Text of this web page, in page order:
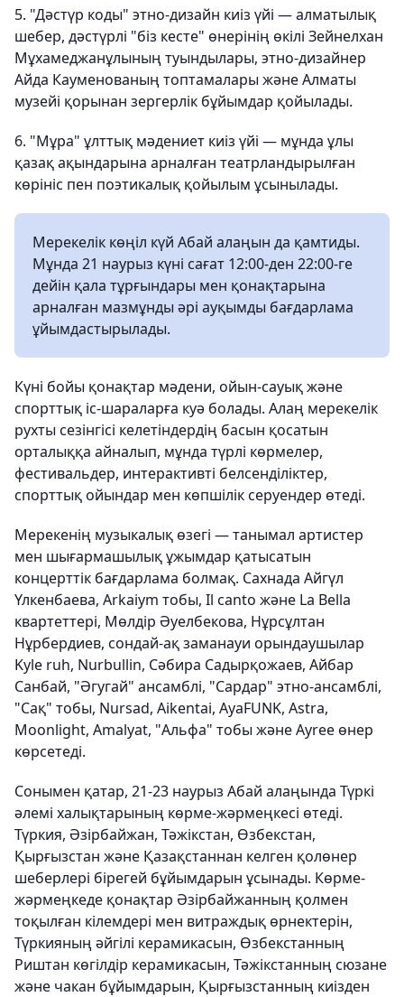
5. "Дәстүр коды" этно-дизайн киіз үйі — алматылық
шебер, дәстүрлі "біз кесте" өнерінің өкілі Зейнелхан
Мұхамеджанұлының туындылары, этно-дизайнер
Айда Кауменованың топтамалары және Алматы
музейі қорынан зергерлік бұйымдар қойылады.
6. "Мұра" ұлттық мәдениет киіз үйі — мұнда ұлы
қазақ ақындарына арналған театрландырылған
көрініс пен поэтикалық қойылым ұсынылады.
Мерекелік көңіл күй Абай алаңын да қамтиды.
Мұнда 21 наурыз күні сағат 12:00-ден 22:00-ге
дейін қала тұрғындары мен қонақтарына
арналған мазмұнды әрі ауқымды бағдарлама
ұйымдастырылады.
Күні бойы қонақтар мәдени, ойын-сауық және
спорттық іс-шараларға куә болады. Алаң мерекелік
рухты сезінгісі келетіндердің басын қосатын
орталыққа айналып, мұнда түрлі көрмелер,
фестивальдер, интерактивті белсенділіктер,
спорттық ойындар мен көпшілік серуендер өтеді.
Мерекенің музыкалық өзегі — танымал артистер
мен шығармашылық ұжымдар қатысатын
концерттік бағдарлама болмақ. Сахнада Айгүл
Үлкенбаева, Arkaiym тобы, Il canto және La Bella
квартеттері, Мөлдір Әуелбекова, Нұрсұлтан
Нұрбердиев, сондай-ақ заманауи орындаушылар
Kyle ruh, Nurbullin, Сәбира Садырқожаев, Айбар
Санбай, "Әгугай" ансамблі, "Сардар" этно-ансамблі,
"Сақ" тобы, Nursad, Aikentai, AyaFUNK, Astra,
Moonlight, Amalyat, "Альфа" тобы және Ayree өнер
көрсетеді.
Сонымен қатар, 21-23 наурыз Абай алаңында Түркі
әлемі халықтарының көрме-жәрмеңкесі өтеді.
Түркия, Әзірбайжан, Тәжікстан, Өзбекстан,
Қырғызстан және Қазақстаннан келген қолөнер
шеберлері бірегей бұйымдарын ұсынады. Көрме-
жәрмеңкеде қонақтар Әзірбайжанның қолмен
тоқылған кілемдері мен витраждық өрнектерін,
Түркияның әйгілі керамикасын, Өзбекстанның
Риштан көгілдір керамикасын, Тәжікстанның сюзане
және чакан бұйымдарын, Қырғызстанның киізден